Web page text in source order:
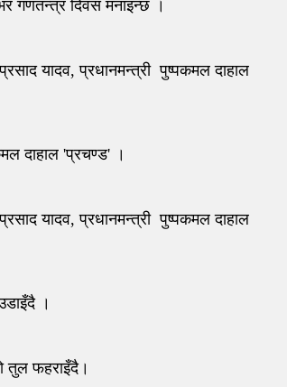
गणतन्त्र दिवस मनाइन्छ ।
यादव, प्रधानमन्त्री पुष्पकमल दाहाल
दाहाल 'प्रचण्ड' ।
यादव, प्रधानमन्त्री पुष्पकमल दाहाल
।
तुल फहराइँदै।